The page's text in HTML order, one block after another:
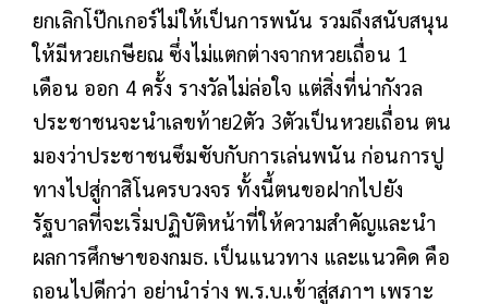
ยกเลิกโป๊กเกอร์ไม่ให้เป็นการพนัน รวมถึงสนับสนุน
ให้มีหวยเกษียณ ซึ่งไม่แตกต่างจากหวยเถื่อน 1
เดือน ออก 4 ครั้ง รางวัลไม่ล่อใจ แต่สิ่งที่น่ากังวล
ประชาชนจะนำเลขท้าย2ตัว 3ตัวเป็นหวยเถื่อน ตน
มองว่าประชาชนซึมซับกับการเล่นพนัน ก่อนการปู
ทางไปสู่กาสิโนครบวงจร ทั้งนี้ตนขอฝากไปยัง
รัฐบาลที่จะเริ่มปฏิบัติหน้าที่ให้ความสำคัญและนำ
ผลการศึกษาของกมธ. เป็นแนวทาง และแนวคิด คือ
ถอนไปดีกว่า อย่านำร่าง พ.ร.บ.เข้าสู่สภาฯ เพราะ